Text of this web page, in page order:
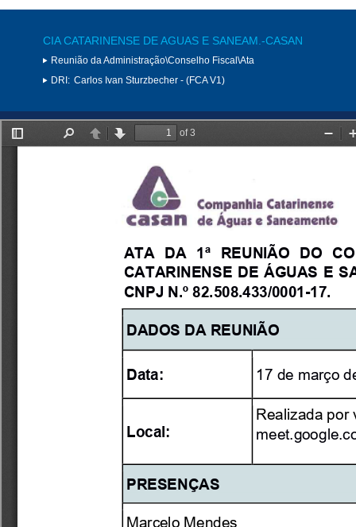
CIA CATARINENSE DE AGUAS E SANEAM.-CASAN
Reunião da Administração\Conselho Fiscal\Ata
DRI: Carlos Ivan Sturzbecher - (FCA V1)